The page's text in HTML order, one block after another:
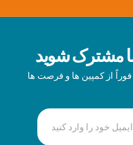
ما مشترک شوید
از کمپین ها و فرصت ها